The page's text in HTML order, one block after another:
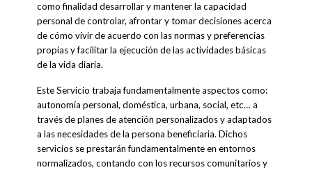
como finalidad desarrollar y mantener la capacidad
personal de controlar, afrontar y tomar decisiones acerca
de cómo vivir de acuerdo con las normas y preferencias
propias y facilitar la ejecución de las actividades básicas
de la vida diaria.
Este Servicio trabaja fundamentalmente aspectos como:
autonomía personal, doméstica, urbana, social, etc… a
través de planes de atención personalizados y adaptados
a las necesidades de la persona beneficiaria. Dichos
servicios se prestarán fundamentalmente en entornos
normalizados, contando con los recursos comunitarios y